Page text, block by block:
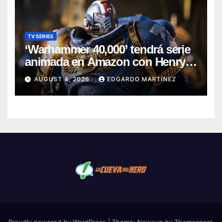
TV SERIES
‘Warhammer 40,000’ tendrá serie
animada en Amazon con Henry
Cavill como productor
AUGUST 4, 2026 EDGARDO MARTÍNEZ